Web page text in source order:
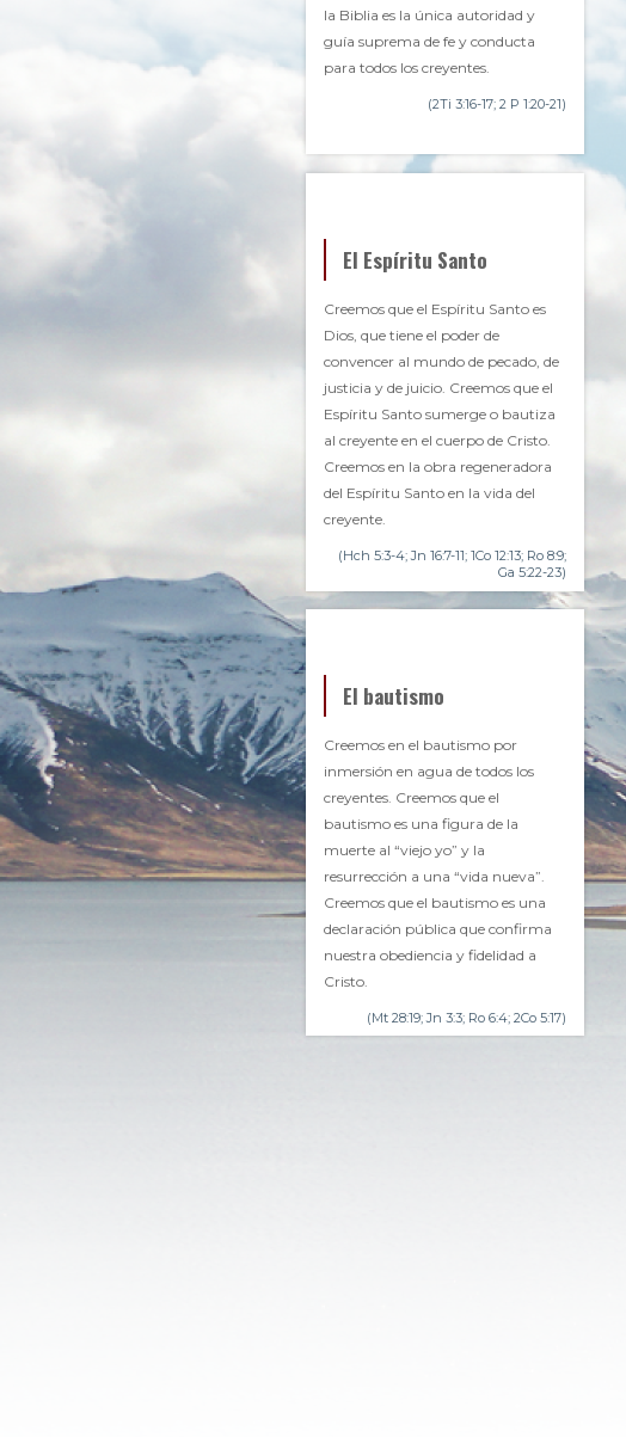
la Biblia es la única autoridad y
guía suprema de fe y conducta
para todos los creyentes.
(2Ti 3:16-17; 2 P 1:20-21)
El Espíritu Santo
Creemos que el Espíritu Santo es
Dios, que tiene el poder de
convencer al mundo de pecado, de
justicia y de juicio. Creemos que el
Espíritu Santo sumerge o bautiza
al creyente en el cuerpo de Cristo.
Creemos en la obra regeneradora
del Espíritu Santo en la vida del
creyente.
(Hch 5:3-4; Jn 16:7-11; 1Co 12:13; Ro 8:9;
Ga 5:22-23)
El bautismo
Creemos en el bautismo por
inmersión en agua de todos los
creyentes. Creemos que el
bautismo es una figura de la
muerte al “viejo yo” y la
resurrección a una “vida nueva”.
Creemos que el bautismo es una
declaración pública que confirma
nuestra obediencia y fidelidad a
Cristo.
(Mt 28:19; Jn 3:3; Ro 6:4; 2Co 5:17)